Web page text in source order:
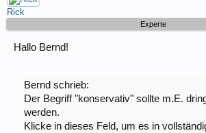
Rick
Experte
Hallo Bernd!
Bernd schrieb:
Der Begriff "konservativ" sollte m.E.
werden.
Klicke in dieses Feld, um es in